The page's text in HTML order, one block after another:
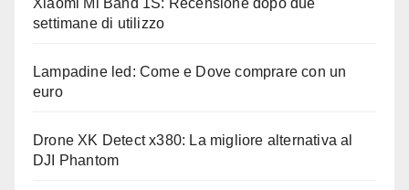
settimane di utilizzo
Lampadine led: Come e Dove comprare con un
euro
Drone XK Detect x380: La migliore alternativa al
DJI Phantom